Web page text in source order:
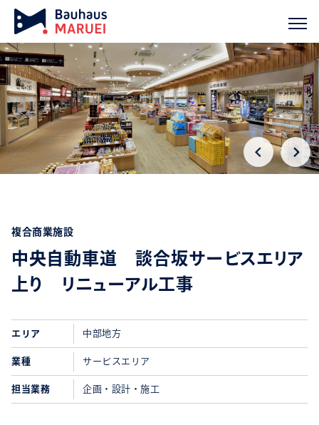
ホーム 実績紹介 chevron_right
複合商業施設
中央自動車道 談合坂サービスエリア
上り リニューアル工事
エリア 中部地方
業種 サービスエリア
担当業務 企画・設計・施工